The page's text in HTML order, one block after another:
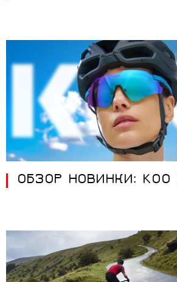
ОБЗОР НОВИНКИ: KOO